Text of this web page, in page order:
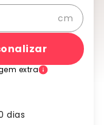
cm
extra
dias